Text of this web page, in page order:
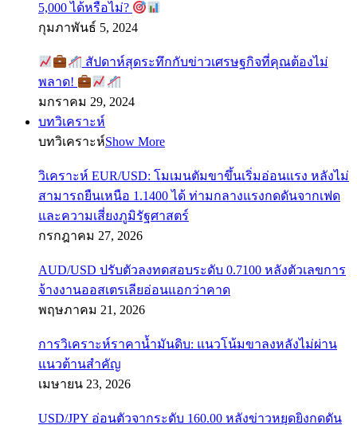
5,000 ได้หรือไม่?
กุมภาพันธ์ 5, 2024
สัปดาห์สุดระทึกกับข่าวเศรษฐกิจที่คุณต้องไม่
พลาด!
มกราคม 29, 2024
บทวิเคราะห์
บทวิเคราะห์Show More
วิเคราะห์ EUR/USD: โมเมนตัมขาขึ้นเริ่มอ่อนแรง หลังไม่
สามารถยืนเหนือ 1.1400 ได้ ท่ามกลางแรงกดดันจากเฟด
และความเสี่ยงภูมิรัฐศาสตร์
กรกฎาคม 27, 2026
AUD/USD ปรับตัวลงทดสอบระดับ 0.7100 หลังตัวเลขการ
จ้างงานออสเตรเลียอ่อนแอกว่าคาด
พฤษภาคม 21, 2026
การวิเคราะห์ราคาน้ำมันดิบ: แนวโน้มขาลงหลังไม่ผ่าน
แนวต้านสำคัญ
เมษายน 23, 2026
USD/JPY อ่อนตัวจากระดับ 160.00 หลังข่าวหยุดยิงกดดัน